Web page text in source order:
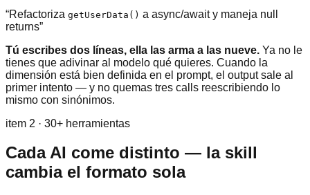
“Refactoriza getUserData() a async/await y maneja null
returns”
Tú escribes dos líneas, ella las arma a las nueve. Ya no le
tienes que adivinar al modelo qué quieres. Cuando la
dimensión está bien definida en el prompt, el output sale al
primer intento — y no quemas tres calls reescribiendo lo
mismo con sinónimos.
item 2 · 30+ herramientas
Cada AI come distinto — la skill
cambia el formato sola